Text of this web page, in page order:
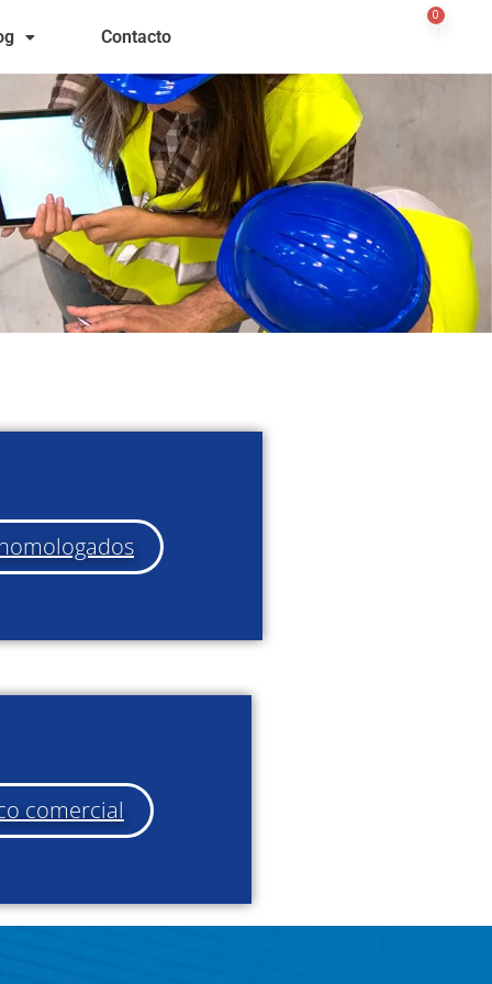
Contacto
0
comercial